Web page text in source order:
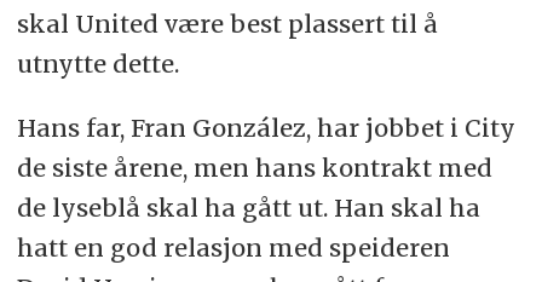
skal United være best plassert til å
utnytte dette.
Hans far, Fran González, har jobbet i City
de siste årene, men hans kontrakt med
de lyseblå skal ha gått ut. Han skal ha
hatt en god relasjon med speideren